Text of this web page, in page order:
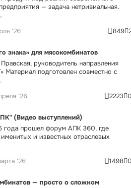
— задача нетривиальная.
'26 849
знака» для мясокомбинатов
руководитель направления
Материал подготовлен совместно с
'26 2223
(Видео выступлений)
года прошел форум АПК 360, где
и известных отраслевых
'26 1498
— просто о сложном